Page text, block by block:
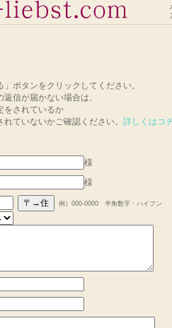
ボタンをクリックしてください。
信が届かない場合は、
をされているか
れていないかご確認ください。 詳しくはコ
様
様
例）000-0000 半角数字・ハイフン